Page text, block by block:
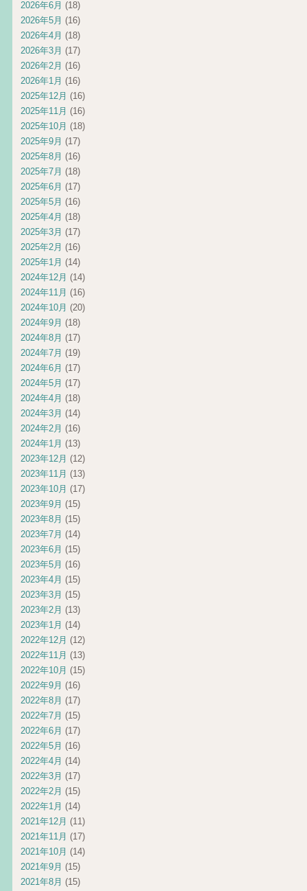
2026年6月 (18)
2026年5月 (16)
2026年4月 (18)
2026年3月 (17)
2026年2月 (16)
2026年1月 (16)
2025年12月 (16)
2025年11月 (16)
2025年10月 (18)
2025年9月 (17)
2025年8月 (16)
2025年7月 (18)
2025年6月 (17)
2025年5月 (16)
2025年4月 (18)
2025年3月 (17)
2025年2月 (16)
2025年1月 (14)
2024年12月 (14)
2024年11月 (16)
2024年10月 (20)
2024年9月 (18)
2024年8月 (17)
2024年7月 (19)
2024年6月 (17)
2024年5月 (17)
2024年4月 (18)
2024年3月 (14)
2024年2月 (16)
2024年1月 (13)
2023年12月 (12)
2023年11月 (13)
2023年10月 (17)
2023年9月 (15)
2023年8月 (15)
2023年7月 (14)
2023年6月 (15)
2023年5月 (16)
2023年4月 (15)
2023年3月 (15)
2023年2月 (13)
2023年1月 (14)
2022年12月 (12)
2022年11月 (13)
2022年10月 (15)
2022年9月 (16)
2022年8月 (17)
2022年7月 (15)
2022年6月 (17)
2022年5月 (16)
2022年4月 (14)
2022年3月 (17)
2022年2月 (15)
2022年1月 (14)
2021年12月 (11)
2021年11月 (17)
2021年10月 (14)
2021年9月 (15)
2021年8月 (15)